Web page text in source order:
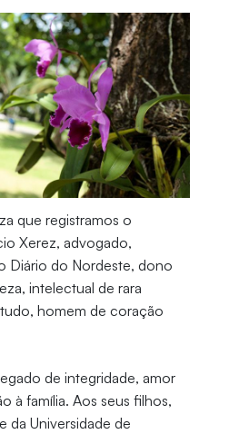
que registramos o
Xerez, advogado,
Diário do Nordeste, dono
intelectual de rara
homem de coração
de integridade, amor
à família. Aos seus filhos,
da Universidade de